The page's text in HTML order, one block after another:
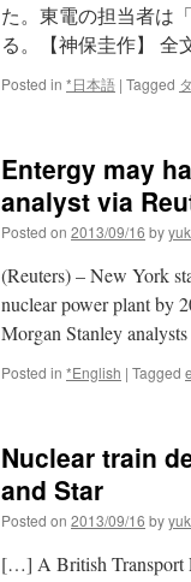
た。東電の担当者は
る。【神保圭作】 全
Posted in *日本語 | Tagged
Entergy may
analyst via
Posted on 2013/09/16 by
(Reuters) – New York
nuclear power plant by
Morgan Stanley
Posted in *English | Tagged
Nuclear train
and Star
Posted on 2013/09/16 by
[…] A British Transport